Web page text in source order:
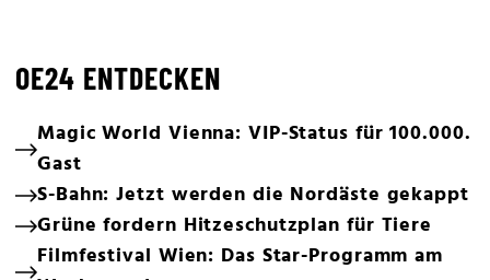
OE24 ENTDECKEN
Magic World Vienna: VIP-Status für 100.000.
Gast
S-Bahn: Jetzt werden die Nordäste gekappt
Grüne fordern Hitzeschutzplan für Tiere
Filmfestival Wien: Das Star-Programm am